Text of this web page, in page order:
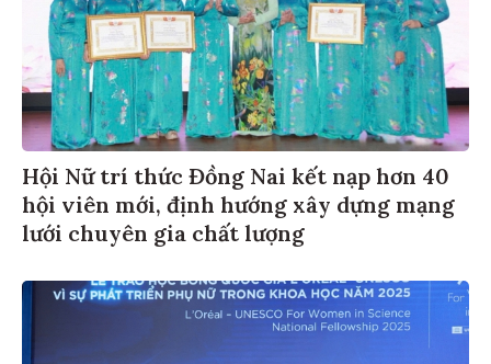
Hội Nữ trí thức Đồng Nai kết nạp hơn 40
hội viên mới, định hướng xây dựng mạng
lưới chuyên gia chất lượng